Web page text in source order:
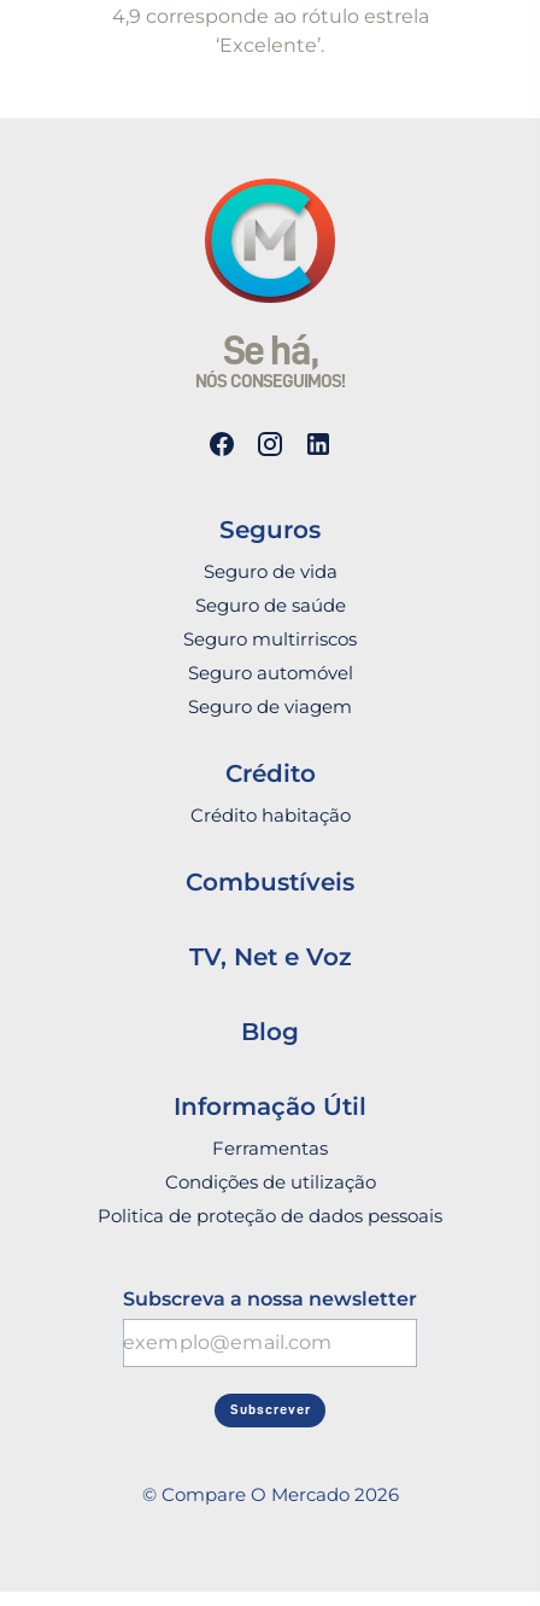
4,9 corresponde ao rótulo estrela
‘Excelente’.
Se há,
NÓS CONSEGUIMOS!
Seguros
Seguro de vida
Seguro de saúde
Seguro multirriscos
Seguro automóvel
Seguro de viagem
Crédito
Crédito habitação
Combustíveis
TV, Net e Voz
Blog
Informação Útil
Ferramentas
Condições de utilização
Politica de proteção de dados pessoais
Subscreva a nossa newsletter
Subscrever
© Compare O Mercado 2026